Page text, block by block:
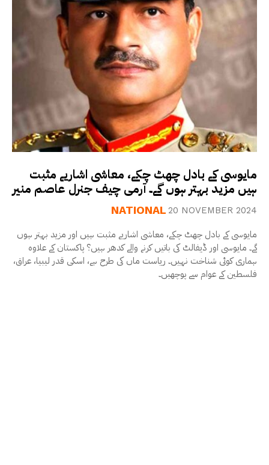
مایوسی کے بادل چھٹ چکے، معاشی اشاریے مثبت
ہیں مزید بہتر ہوں گے۔ آرمی چیف جنرل عاصم منیر
NATIONAL 20 NOVEMBER 2024
مایوسی کے بادل چھٹ چکے، معاشی اشاریے مثبت ہیں اور مزید بہتر ہوں
گے۔ مایوسی اور ڈیفالٹ کی باتیں کرنے والے کدھر ہیں؟ پاکستان کے علاوہ
ہماری کوئی شناخت نہیں۔ ریاست ماں کی طرح ہے، اسکی قدر لیبیا، عراق،
فلسطین کے عوام سے پوچھیں۔